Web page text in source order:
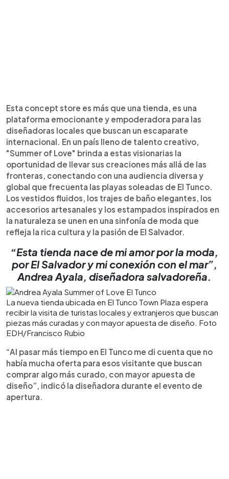
Esta concept store es más que una tienda, es una
plataforma emocionante y empoderadora para las
diseñadoras locales que buscan un escaparate
internacional. En un país lleno de talento creativo,
"Summer of Love" brinda a estas visionarias la
oportunidad de llevar sus creaciones más allá de las
fronteras, conectando con una audiencia diversa y
global que frecuenta las playas soleadas de El Tunco.
Los vestidos fluidos, los trajes de baño elegantes, los
accesorios artesanales y los estampados inspirados en
la naturaleza se unen en una sinfonía de moda que
refleja la rica cultura y la pasión de El Salvador.
“Esta tienda nace de mi amor por la moda,
por El Salvador y mi conexión con el mar”,
Andrea Ayala, diseñadora salvadoreña.
La nueva tienda ubicada en El Tunco Town Plaza espera
recibir la visita de turistas locales y extranjeros que buscan
piezas más curadas y con mayor apuesta de diseño. Foto
EDH/Francisco Rubio
“Al pasar más tiempo en El Tunco me di cuenta que no
había mucha oferta para esos visitante que buscan
comprar algo más curado, con mayor apuesta de
diseño”, indicó la diseñadora durante el evento de
apertura.